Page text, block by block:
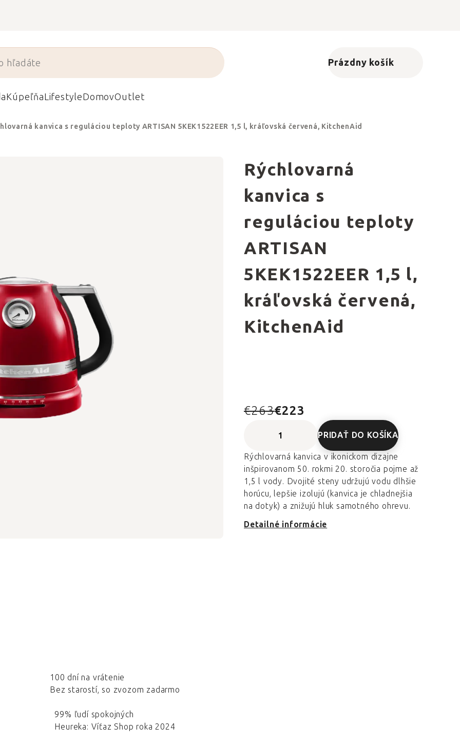
Nákupný košík
Prázdny košík
KúpeľňaLifestyleDomovOutlet
kanvica s reguláciou teploty ARTISAN 5KEK1522EER 1,5 l, kráľovská červená, KitchenAid
Rýchlovarná
kanvica s
reguláciou teploty
ARTISAN
5KEK1522EER 1,5 l,
kráľovská červená,
KitchenAid
€263€223
PRIDAŤ DO KOŠÍKA
Rýchlovarná kanvica v ikonickom dizajne
inšpirovanom 50. rokmi 20. storočia pojme až
1,5 l vody. Dvojité steny udržujú vodu dlhšie
horúcu, lepšie izolujú (kanvica je chladnejšia
na dotyk) a znižujú hluk samotného ohrevu.
Detailné informácie
100 dní na vrátenie
Bez starostí, so zvozom zadarmo
99% ľudí spokojných
Heureka: Víťaz Shop roka 2024